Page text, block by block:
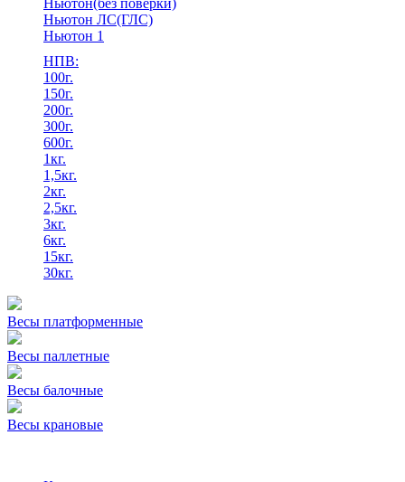
Ньютон(без поверки)
Ньютон ЛС(ГЛС)
Ньютон 1
НПВ:
100г.
150г.
200г.
300г.
600г.
1кг.
1,5кг.
2кг.
2,5кг.
3кг.
6кг.
15кг.
30кг.
Весы платформенные
Весы паллетные
Весы балочные
Весы крановые